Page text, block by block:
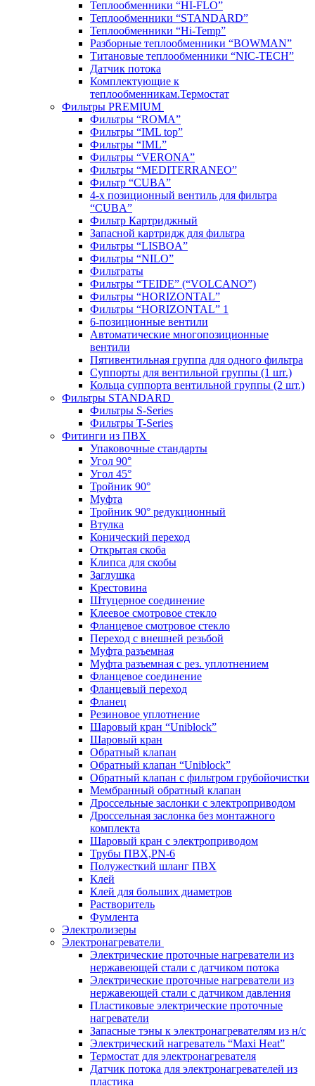
Теплообменники “HI-FLO”
Теплообменники “STANDARD”
Теплообменники “Hi-Temp”
Разборные теплообменники “BOWMAN”
Титановые теплообменники “NIC-TECH”
Датчик потока
Комплектующие к
теплообменникам.Термостат
Фильтры PREMIUM
Фильтры “ROMA”
Фильтры “IML top”
Фильтры “IML”
Фильтры “VERONA”
Фильтры “MEDITERRANEO”
Фильтр “CUBA”
4-х позиционный вентиль для фильтра
“CUBA”
Фильтр Картриджный
Запасной картридж для фильтра
Фильтры “LISBOA”
Фильтры “NILO”
Фильтраты
Фильтры “TEIDE” (“VOLСANO”)
Фильтры “HORIZONTAL”
Фильтры “HORIZONTAL” 1
6-позиционные вентили
Автоматические многопозиционные
вентили
Пятивентильная группа для одного фильтра
Суппорты для вентильной группы (1 шт.)
Кольца суппорта вентильной группы (2 шт.)
Фильтры STANDARD
Фильтры S-Series
Фильтры T-Series
Фитинги из ПВХ
Упаковочные стандарты
Угол 90°
Угол 45°
Тройник 90°
Муфта
Тройник 90° редукционный
Втулка
Конический переход
Открытая скоба
Клипса для скобы
Заглушка
Крестовина
Штуцерное соединение
Клеевое смотровое стекло
Фланцевое смотровое стекло
Переход с внешней резьбой
Муфта разъемная
Муфта разъемная с рез. уплотнением
Фланцевое соединение
Фланцевый переход
Фланец
Резиновое уплотнение
Шаровый кран “Uniblock”
Шаровый кран
Обратный клапан
Обратный клапан “Uniblock”
Обратный клапан с фильтром грубойочистки
Мембранный обратный клапан
Дроссельные заслонки с электроприводом
Дроссельная заслонка без монтажного
комплекта
Шаровый кран с электроприводом
Трубы ПВХ,PN-6
Полужесткий шланг ПВХ
Клей
Клей для больших диаметров
Растворитель
Фумлента
Электролизеры
Электронагреватели
Электрические проточные нагреватели из
нержавеющей стали с датчиком потока
Электрические проточные нагреватели из
нержавеющей стали с датчиком давления
Пластиковые электрические проточные
нагреватели
Запасные тэны к электронагревателям из н/с
Электрический нагреватель “Maxi Heat”
Термостат для электронагревателя
Датчик потока для электронагревателей из
пластика